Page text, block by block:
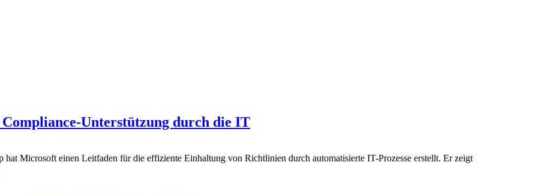
Unterstützung durch die IT
Microsoft einen Leitfaden für die effiziente Einhaltung von Richtlinien durch automatisierte IT-Prozesse erstellt. Er zeigt